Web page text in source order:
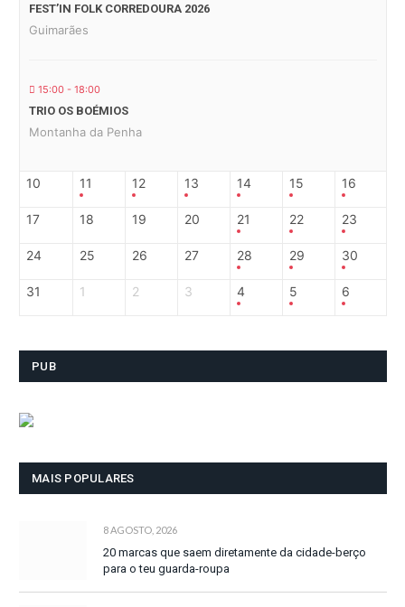
FEST’IN FOLK CORREDOURA 2026
Guimarães
15:00 - 18:00
TRIO OS BOÉMIOS
Montanha da Penha
10 11 12 13 14 15 16
17 18 19 20 21 22 23
24 25 26 27 28 29 30
31 1 2 3 4 5 6
PUB
MAIS POPULARES
8 AGOSTO, 2026
20 marcas que saem diretamente da cidade-berço
para o teu guarda-roupa